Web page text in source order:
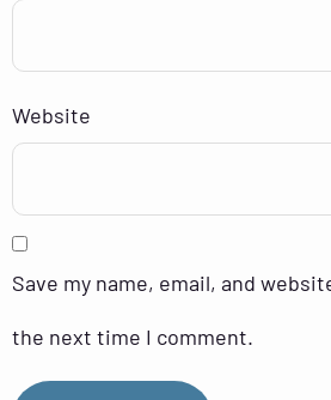
Website
Save my name, email, and
the next time I comment.